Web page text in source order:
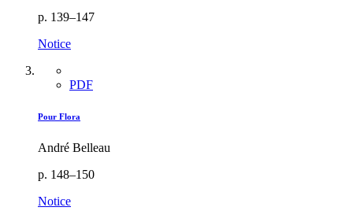
p. 139–147
Notice
PDF
Pour Flora
André Belleau
p. 148–150
Notice